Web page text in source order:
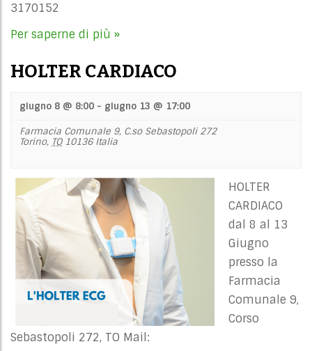
3170152
Per saperne di più »
HOLTER CARDIACO
giugno 8 @ 8:00 - giugno 13 @ 17:00
Farmacia Comunale 9, C.so Sebastopoli 272
Torino, TO 10136 Italia
HOLTER
CARDIACO
dal 8 al 13
Giugno
presso la
Farmacia
Comunale 9,
Corso
Sebastopoli 272, TO Mail: